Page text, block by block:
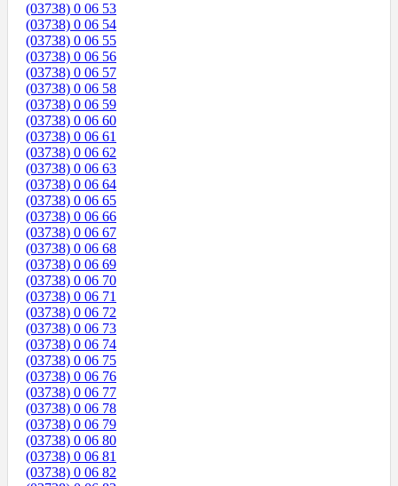
(03738) 0 06 53
(03738) 0 06 54
(03738) 0 06 55
(03738) 0 06 56
(03738) 0 06 57
(03738) 0 06 58
(03738) 0 06 59
(03738) 0 06 60
(03738) 0 06 61
(03738) 0 06 62
(03738) 0 06 63
(03738) 0 06 64
(03738) 0 06 65
(03738) 0 06 66
(03738) 0 06 67
(03738) 0 06 68
(03738) 0 06 69
(03738) 0 06 70
(03738) 0 06 71
(03738) 0 06 72
(03738) 0 06 73
(03738) 0 06 74
(03738) 0 06 75
(03738) 0 06 76
(03738) 0 06 77
(03738) 0 06 78
(03738) 0 06 79
(03738) 0 06 80
(03738) 0 06 81
(03738) 0 06 82